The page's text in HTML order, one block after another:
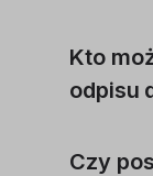
Kto
odpisu
Czy